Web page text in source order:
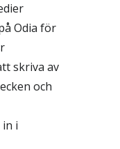
Odia för
skriva av
och
i